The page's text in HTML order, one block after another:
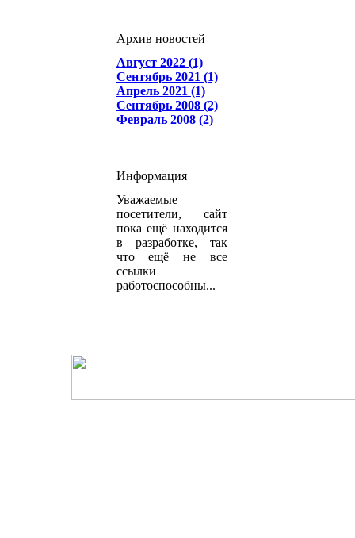
Архив новостей
Август 2022 (1)
Сентябрь 2021 (1)
Апрель 2021 (1)
Сентябрь 2008 (2)
Февраль 2008 (2)
Информация
Уважаемые
посетители, сайт
пока ещё находится
в разработке, так
что ещё не все
ссылки
работоспособны...